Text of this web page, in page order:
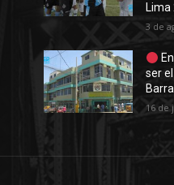
Lima
3 de
ser
16 de